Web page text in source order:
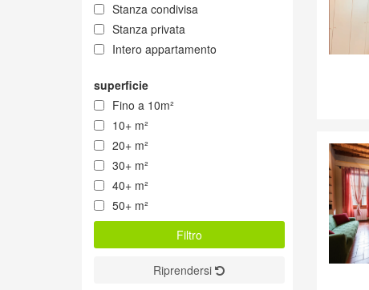
Stanza condivisa
Stanza privata
Intero appartamento
superficie
Fino a 10m²
10+ m²
20+ m²
30+ m²
40+ m²
50+ m²
Riprendersi